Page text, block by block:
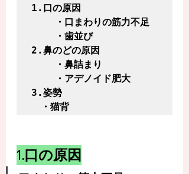
1.口の原因
2.鼻のどの原因
3.姿勢
・猫背
1.口の原因